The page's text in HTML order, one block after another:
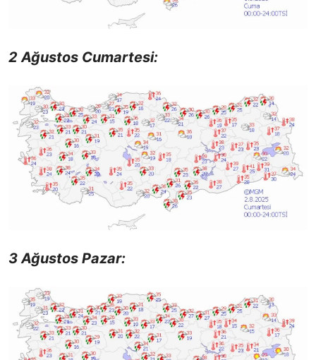
2 Ağustos Cumartesi:
3 Ağustos Pazar: